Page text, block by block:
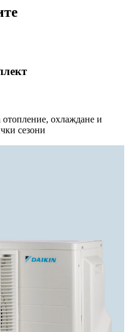
отопление, охлаждане и
сезони